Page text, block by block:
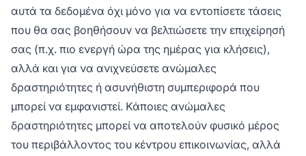
αυτά τα δεδομένα όχι μόνο για να εντοπίσετε τάσεις
που θα σας βοηθήσουν να βελτιώσετε την επιχείρησή
σας (π.χ. πιο ενεργή ώρα της ημέρας για κλήσεις),
αλλά και για να ανιχνεύσετε ανώμαλες
δραστηριότητες ή ασυνήθιστη συμπεριφορά που
μπορεί να εμφανιστεί. Κάποιες ανώμαλες
δραστηριότητες μπορεί να αποτελούν φυσικό μέρος
του περιβάλλοντος του κέντρου επικοινωνίας, αλλά